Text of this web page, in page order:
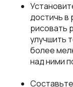
достичь в
рисовать
улучшить
более
над ними